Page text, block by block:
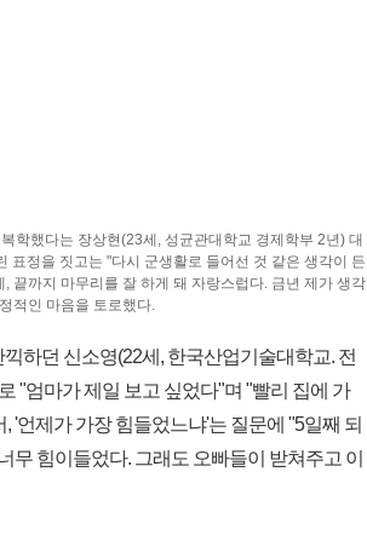
학했다는 장상현(23세, 성균관대학교 경제학부 2년) 대
표정을 짓고는 "다시 군생활로 들어선 것 같은 생각이 든
끝까지 마무리를 잘 하게 돼 자랑스럽다. 금년 제가 생각
적인 마음을 토로했다.
하던 신소영(22세, 한국산업기술대학교. 전
"엄마가 제일 보고 싶었다"며 "빨리 집에 가
'언제가 가장 힘들었느냐'는 질문에 "5일째 되
무 힘이들었다. 그래도 오빠들이 받쳐주고 이